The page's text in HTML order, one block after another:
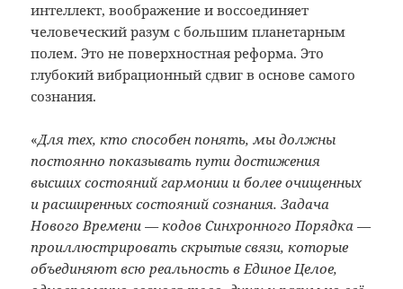
интеллект, воображение и воссоединяет
человеческий разум с большим планетарным
полем. Это не поверхностная реформа. Это
глубокий вибрационный сдвиг в основе самого
сознания.
«Для тех, кто способен понять, мы должны
постоянно показывать пути достижения
высших состояний гармонии и более очищенных
и расширенных состояний сознания. Задача
Нового Времени —кодов Синхронного Порядка —
проиллюстрировать скрытые связи, которые
объединяют всю реальность в Единое Целое,